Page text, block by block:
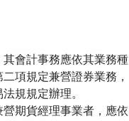
會計事務應依其業務種
項規定兼營證券業務，
規規定辦理。
期貨經理事業者，應依